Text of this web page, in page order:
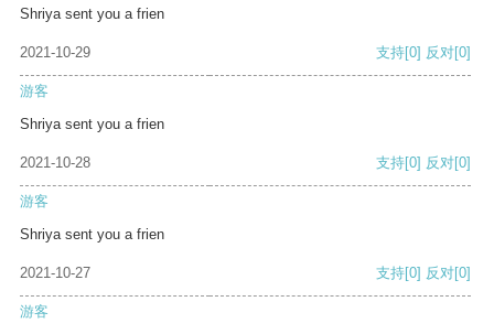
Shriya sent you a frien
2021-10-29 支持[0] 反对[0]
游客
Shriya sent you a frien
2021-10-28 支持[0] 反对[0]
游客
Shriya sent you a frien
2021-10-27 支持[0] 反对[0]
游客